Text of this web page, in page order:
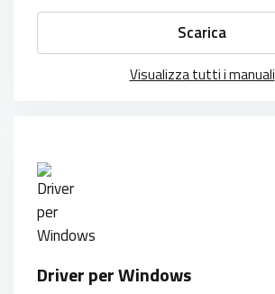
Scarica
Visualizza tutti i manuali
Driver per Windows